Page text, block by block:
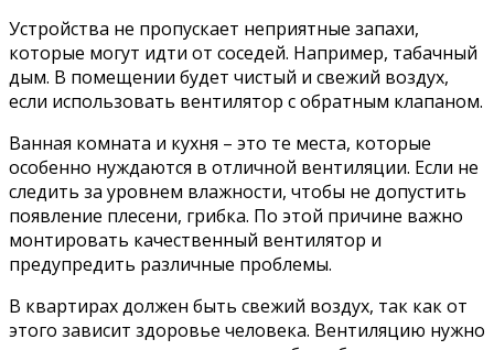
Устройства не пропускает неприятные запахи,
которые могут идти от соседей. Например, табачный
дым. В помещении будет чистый и свежий воздух,
если использовать вентилятор с обратным клапаном.
Ванная комната и кухня – это те места, которые
особенно нуждаются в отличной вентиляции. Если не
следить за уровнем влажности, чтобы не допустить
появление плесени, грибка. По этой причине важно
монтировать качественный вентилятор и
предупредить различные проблемы.
В квартирах должен быть свежий воздух, так как от
этого зависит здоровье человека. Вентиляцию нужно